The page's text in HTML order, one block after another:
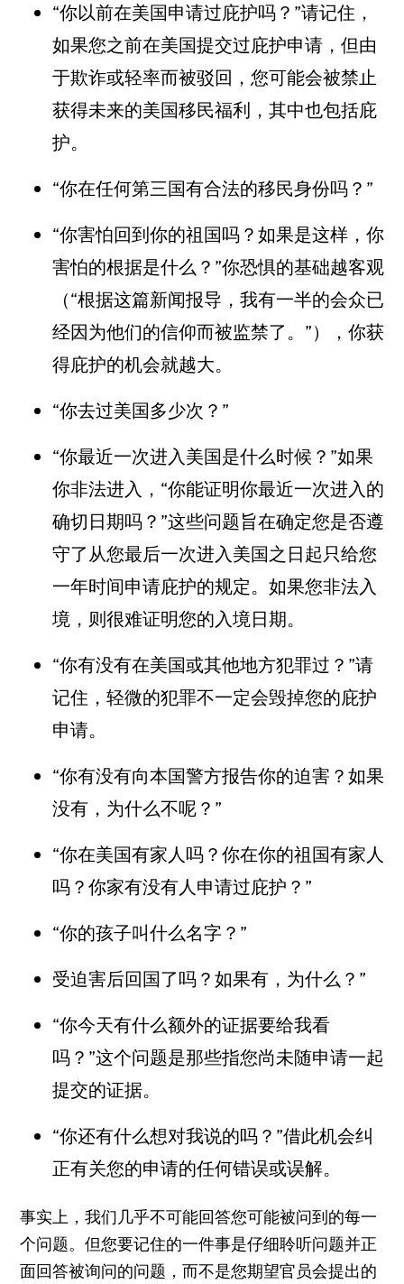
“你以前在美国申请过庇护吗？”请记住，
如果您之前在美国提交过庇护申请，但由
于欺诈或轻率而被驳回，您可能会被禁止
获得未来的美国移民福利，其中也包括庇
护。
“你在任何第三国有合法的移民身份吗？”
“你害怕回到你的祖国吗？如果是这样，你
害怕的根据是什么？”你恐惧的基础越客观
（“根据这篇新闻报导，我有一半的会众已
经因为他们的信仰而被监禁了。”），你获
得庇护的机会就越大。
“你去过美国多少次？”
“你最近一次进入美国是什么时候？”如果
你非法进入，“你能证明你最近一次进入的
确切日期吗？”这些问题旨在确定您是否遵
守了从您最后一次进入美国之日起只给您
一年时间申请庇护的规定。如果您非法入
境，则很难证明您的入境日期。
“你有没有在美国或其他地方犯罪过？”请
记住，轻微的犯罪不一定会毁掉您的庇护
申请。
“你有没有向本国警方报告你的迫害？如果
没有，为什么不呢？”
“你在美国有家人吗？你在你的祖国有家人
吗？你家有没有人申请过庇护？”
“你的孩子叫什么名字？”
受迫害后回国了吗？如果有，为什么？”
“你今天有什么额外的证据要给我看
吗？”这个问题是那些指您尚未随申请一起
提交的证据。
“你还有什么想对我说的吗？”借此机会纠
正有关您的申请的任何错误或误解。
事实上，我们几乎不可能回答您可能被问到的每一
个问题。但您要记住的一件事是仔细聆听问题并正
面回答被询问的问题，而不是您期望官员会提出的